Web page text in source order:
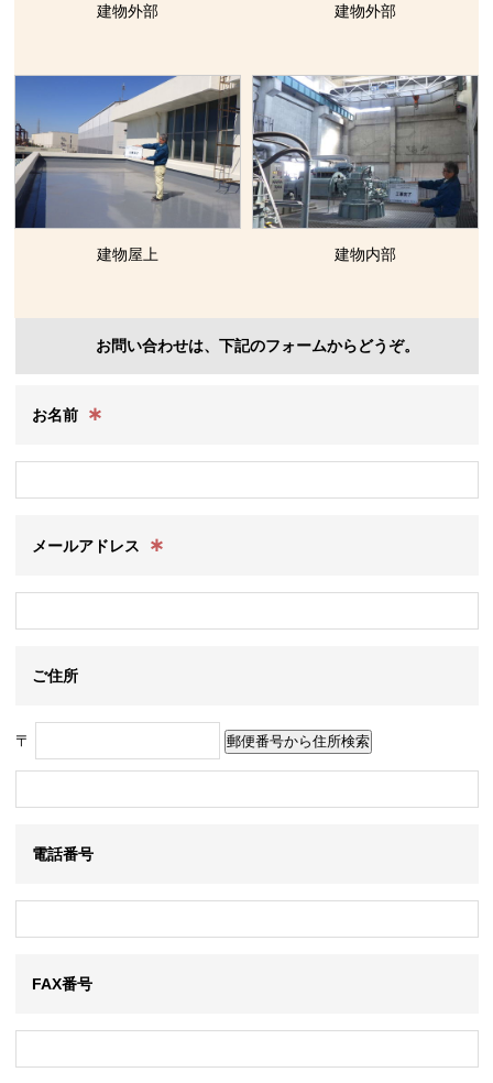
建物外部 建物外部
建物屋上 建物内部
お問い合わせは、下記のフォームからどうぞ。
お名前 ∗
メールアドレス ∗
ご住所
〒
電話番号
FAX番号